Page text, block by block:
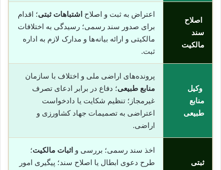
اصلاح
سند
مالکیت
اعتراض به ثبت و اصلاح اشتباهات ثبتی؛ اقدام
برای صدور سند رسمی؛ رسیدگی به اختلافات
مالکیتی و ارائه بیانه‌ها و مدارک لازم به اداره
ثبت.
وکیل
منابع
طبیعی
پرونده‌های اراضی ملی و اختلاف با سازمان
منابع طبیعی؛ دفاع در برابر ادعای تصرف
غیرمجاز؛ تنظیم شکایت یا دادخواست
اعتراضی به تصمیمات جهاد کشاورزی و
اراضی.
ثبتی
اخذ سند رسمی؛ بررسی و اثبات مالکیت؛
طرح دعوی ابطال یا اصلاح سند؛ پیگیری امور